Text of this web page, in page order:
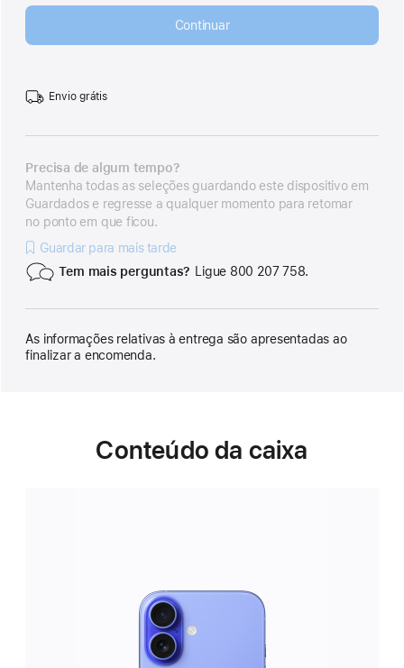
Continuar
Envio grátis
Precisa de algum tempo?
Mantenha todas as seleções guardando este dispositivo em
Guardados e regresse a qualquer momento para retomar
no ponto em que ficou.
Guardar para mais tarde
Tem mais perguntas?
Ligue 800 207 758.
As informações relativas à entrega são apresentadas ao
finalizar a encomenda.
Conteúdo da caixa